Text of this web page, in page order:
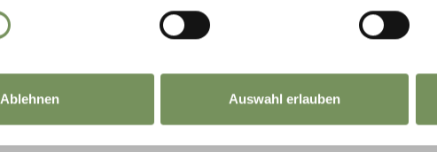
Ablehnen Auswahl erlauben